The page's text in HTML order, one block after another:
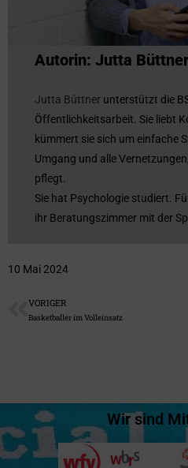
Autorin: Jutta Büttner
Jutta Büttner unterstützt die
Öffentlichkeitsarbeit. Sie liebt
kümmert sie sich um einfache
Umgang und alle
pflegt.
Sie hat Psychologie studiert.
ihr Beratungszimmer mit der
10 Mai 2024
VORIGER
Basketballer im Volleinsatz
Wir sind